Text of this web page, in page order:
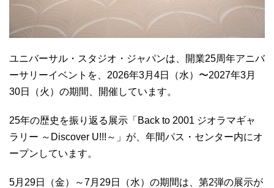
ユニバーサル・スタジオ・ジャパンは、開業25周年アニバ
ーサリーイベントを、2026年3月4日（水）〜2027年3月
30日（火）の期間、開催しています。
25年の歴史を振り返る展示「Back to 2001 ジオラマギャ
ラリー ～Discover U!!!～」が、年間パス・センター内にオ
ープンしています。
5月29日（金）～7月29日（水）の期間は、第2弾の展示が